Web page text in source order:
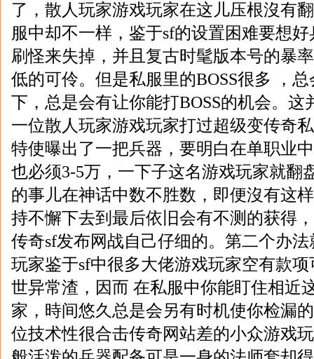
了，散人玩家游戏玩家在这儿压根沒有
服中却不一样，鉴于sf的设置困难要想
刷怪来失掉，并且复古时髦版本号的暴
低的可伶。但是私服里的BOSS很多 ，
下，总是会有让你能打BOSS的机会。这
一位散人玩家游戏玩家打过超级变传奇
特使曝出了一把兵器，要明白在单职业
也必须3-5万，一下子这名游戏玩家就翻
的事儿在神话中数不胜数，即便沒有这
持不懈下去到最后依旧会有不测的获得
传奇sf发布网战自己仔细的。第二个办
玩家鉴于sf中很多大佬游戏玩家空有款
世异常渣，因而 在私服中你能盯住相近
家，時间悠久总是会另有时机使你检漏
位技术性很合击传奇网站差的小众游戏